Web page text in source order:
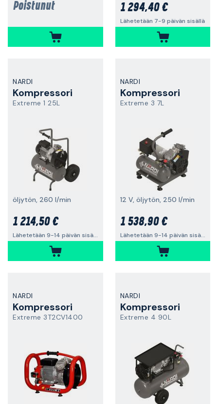
Poistunut 1 294,40 €
Lähetetään 7-9 päivän sisällä
NARDI
Kompressori
Extreme 1 25L
öljytön, 260 l/min
1 214,50 €
Lähetetään 9-14 päivän sisällä
NARDI
Kompressori
Extreme 3 7L
12 V, öljytön, 250 l/min
1 538,90 €
Lähetetään 9-14 päivän sisällä
NARDI
Kompressori
Extreme 3T2CV1400
NARDI
Kompressori
Extreme 4 90L